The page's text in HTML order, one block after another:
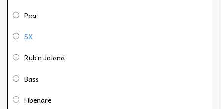
Peal
SX
Rubin Jolana
Bass
Fibenare